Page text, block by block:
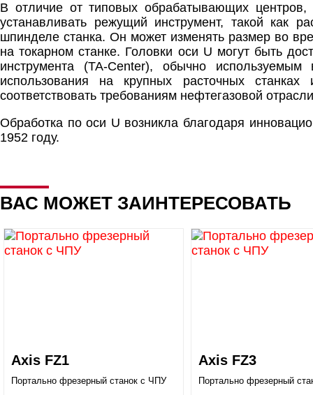
В отличие от типовых обрабатывающих
устанавливать режущий инструмент, такой как
шпинделе станка. Он может изменять размер во
на токарном станке. Головки оси U могут быть
инструмента (TA-Center), обычно
использования на крупных расточных
соответствовать требованиям нефтегазовой
Обработка по оси U возникла благодаря
1952 году.
ВАС МОЖЕТ ЗАИНТЕРЕСОВАТЬ
Axis FZ1
Портально фрезерный станок с ЧПУ
Axis FZ3
Портально фрезерный